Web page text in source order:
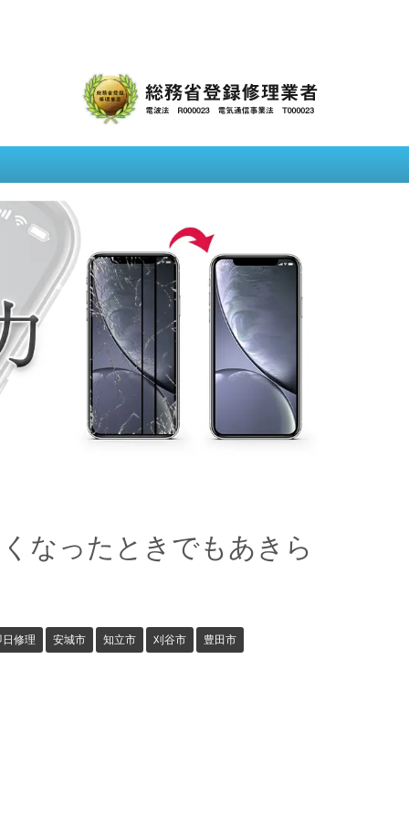
なったときでもあきら
日修理 安城市 知立市 刈谷市 豊田市